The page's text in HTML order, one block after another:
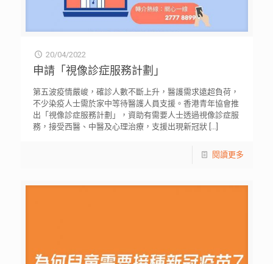
20/04/2022
申請「視像診症服務計劃」
第五波疫情嚴峻，確診人數不斷上升，醫護需求遠超負荷，
不少染疫人士需於家中等待醫護人員支援。香港青年協會推
出「視像診症服務計劃」，資助有需要人士透過視像診症服
務，接受西醫、中醫及心理治療，支援出現新冠狀[…]
閱讀更多